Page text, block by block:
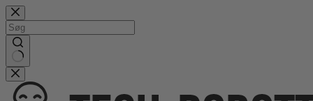
Gå
videre
til
indhold
No
results